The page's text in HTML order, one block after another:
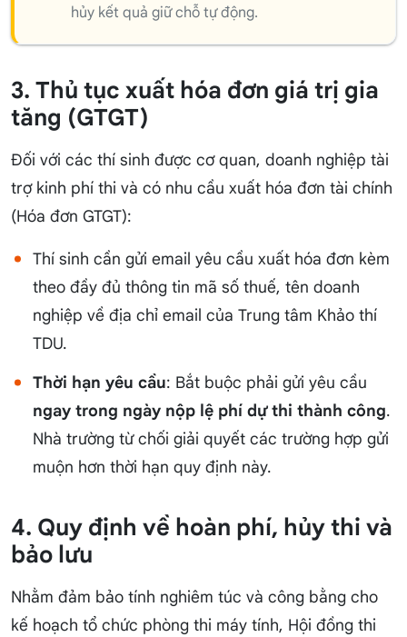
hủy kết quả giữ chỗ tự động.
3. Thủ tục xuất hóa đơn giá trị gia
tăng (GTGT)
Đối với các thí sinh được cơ quan, doanh nghiệp tài
trợ kinh phí thi và có nhu cầu xuất hóa đơn tài chính
(Hóa đơn GTGT):
Thí sinh cần gửi email yêu cầu xuất hóa đơn kèm
theo đầy đủ thông tin mã số thuế, tên doanh
nghiệp về địa chỉ email của Trung tâm Khảo thí
TDU.
Thời hạn yêu cầu: Bắt buộc phải gửi yêu cầu
ngay trong ngày nộp lệ phí dự thi thành công.
Nhà trường từ chối giải quyết các trường hợp gửi
muộn hơn thời hạn quy định này.
4. Quy định về hoàn phí, hủy thi và
bảo lưu
Nhằm đảm bảo tính nghiêm túc và công bằng cho
kế hoạch tổ chức phòng thi máy tính, Hội đồng thi